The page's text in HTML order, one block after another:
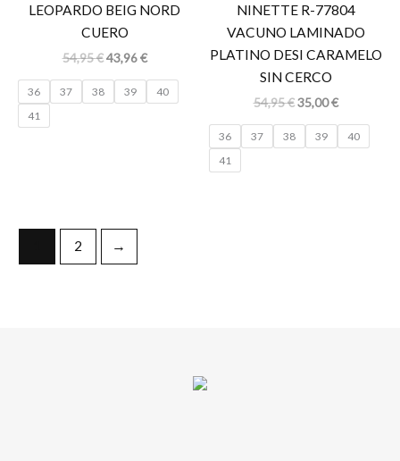
LEOPARDO BEIG NORD
CUERO
54,95€ 43,96€
36 37 38 39
40
41
NINETTE R-77804
VACUNO LAMINADO
PLATINO DESI CARAMELO
SIN CERCO
54,95€ 35,00€
36 37 38 39
40
41
2 →